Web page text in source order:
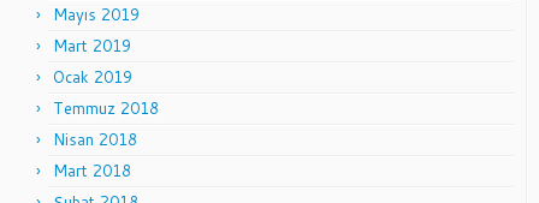
Mayıs 2019
Mart 2019
Ocak 2019
Temmuz 2018
Nisan 2018
Mart 2018